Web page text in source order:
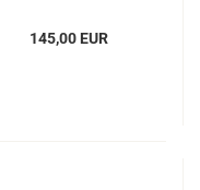
145,00 EUR